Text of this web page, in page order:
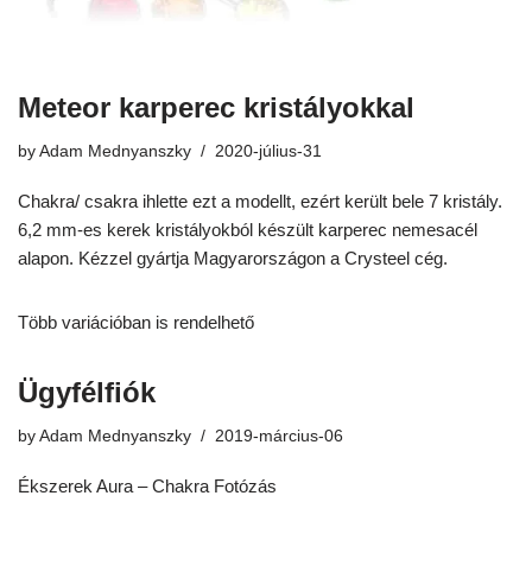
Meteor karperec kristályokkal
by Adam Mednyanszky 2020-július-31
Chakra/ csakra ihlette ezt a modellt, ezért került bele 7 kristály.
6,2 mm-es kerek kristályokból készült karperec nemesacél
alapon. Kézzel gyártja Magyarországon a Crysteel cég.
Több variációban is rendelhető
Ügyfélfiók
by Adam Mednyanszky 2019-március-06
Ékszerek Aura – Chakra Fotózás